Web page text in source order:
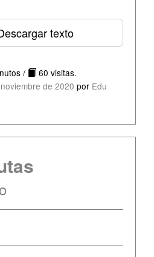
texto
/
60 visitas.
de 2020 por Edu